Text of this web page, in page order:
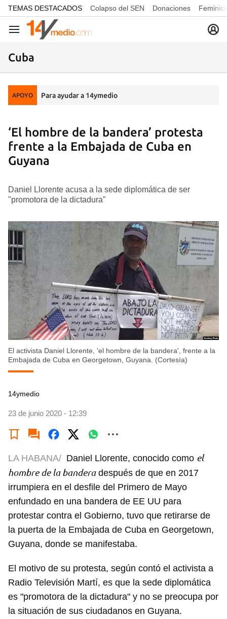
common.go-to-content
TEMAS DESTACADOS Colapso del SEN Donaciones
Navegación
Cuba
APOYO Para ayudar a 14ymedio
‘El hombre de la bandera’ protesta
frente a la Embajada de Cuba en
Guyana
Daniel Llorente acusa a la sede diplomática de ser
"promotora de la dictadura"
El activista Daniel Llorente, 'el hombre de la bandera', frente a la
Embajada de Cuba en Georgetown, Guyana. (Cortesía)
14ymedio
23 de junio 2020 - 12:39
LA HABANA/ Daniel Llorente, conocido como el
hombre de la banderadespués de que en 2017
irrumpiera en el desfile del Primero de Mayo
enfundado en una bandera de EE UU para
protestar contra el Gobierno, tuvo que retirarse de
la puerta de la Embajada de Cuba en Georgetown,
Guyana, donde se manifestaba.
El motivo de su protesta, según contó el activista a
Radio Televisión Martí, es que la sede diplomática
es "promotora de la dictadura" y no se preocupa por
la situación de sus ciudadanos en Guyana.